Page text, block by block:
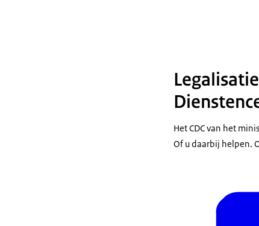
Het CDC van het
Of u daarbij helpen.